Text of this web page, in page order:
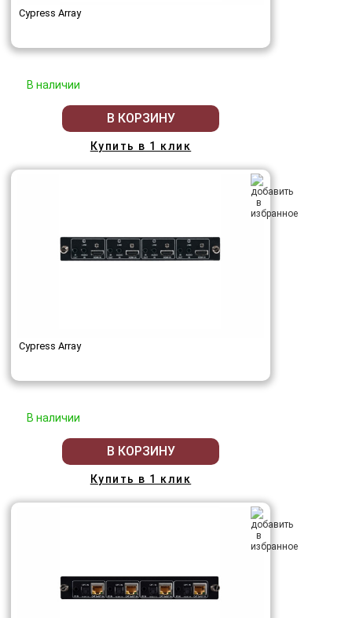
Cypress Array
В наличии
В КОРЗИНУ
Купить в 1 клик
Cypress Array
В наличии
В КОРЗИНУ
Купить в 1 клик